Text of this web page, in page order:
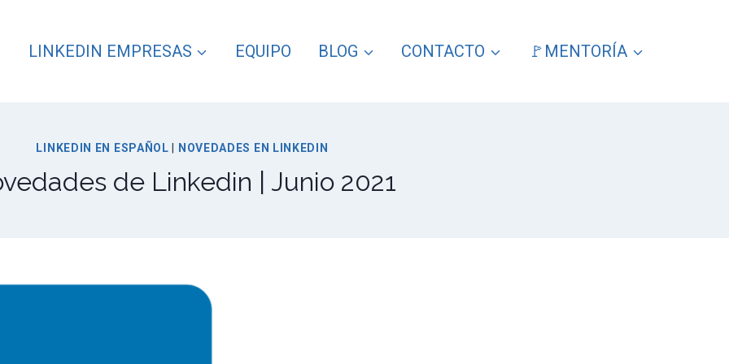
LINKEDIN EMPRESAS EQUIPO BLOG CONTACTO 🚩MENTORÍA
LINKEDIN EN ESPAÑOL NOVEDADES EN LINKEDIN
de Linkedin | Junio 2021